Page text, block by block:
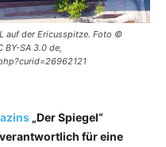
auf der Ericusspitze. Foto ©
BY-SA 3.0 de,
„Der Spiegel“
für eine